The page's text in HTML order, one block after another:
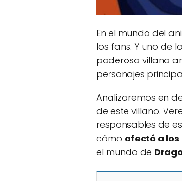
En el mundo del
los fans. Y uno de
poderoso villano
personajes
Analizaremos en
de este villano.
responsables de
cómo afectó a
el mundo de